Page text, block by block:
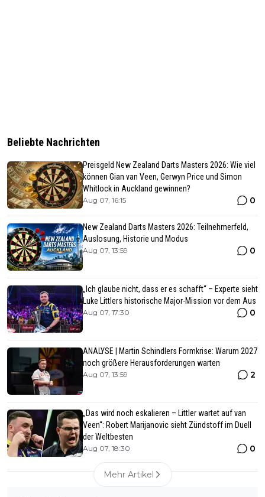
Beliebte Nachrichten
Preisgeld New Zealand Darts Masters 2026: Wie viel
können Gian van Veen, Gerwyn Price und Simon
Whitlock in Auckland gewinnen?
Aug 07, 16:15 0
New Zealand Darts Masters 2026: Teilnehmerfeld,
Auslosung, Historie und Modus
Aug 07, 13:59 0
„Ich glaube nicht, dass er es schafft“ – Experte sieht
Luke Littlers historische Major-Mission vor dem Aus
Aug 07, 17:30 0
ANALYSE | Martin Schindlers Formkrise: Warum 2027
noch größere Herausforderungen warten
Aug 07, 13:59 2
„Das wird noch eskalieren – Littler wartet auf van
Veen“: Robert Marijanovic sieht Zündstoff im Duell
der Weltbesten
Aug 07, 18:30 0
Mehr Artikel